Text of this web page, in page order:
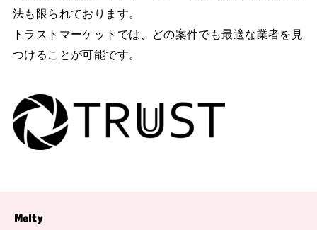
法も限られております。
トラストマーケットでは、どの案件でも最適な業者を見
つけることが可能です。
Melty